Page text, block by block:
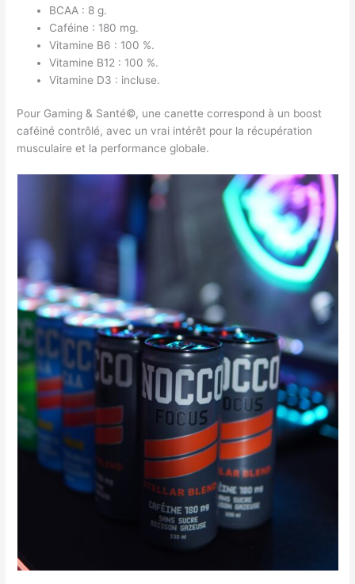
BCAA : 8 g.
Caféine : 180 mg.
Vitamine B6 : 100 %.
Vitamine B12 : 100 %.
Vitamine D3 : incluse.
Pour Gaming & Santé©, une canette correspond à un boost
caféiné contrôlé, avec un vrai intérêt pour la récupération
musculaire et la performance globale.